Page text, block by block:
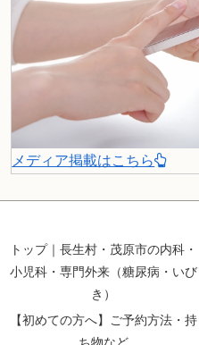
メディア掲載はこちら
トップ｜長生村・茂原市の内科・
小児科・専門外来（糖尿病・いび
き）
【初めての方へ】ご予約方法・持